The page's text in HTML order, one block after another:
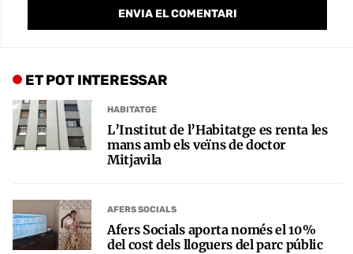
ET POT INTERESSAR
HABITATGE
L’Institut de l’Habitatge es renta les
mans amb els veïns de doctor
Mitjavila
AFERS SOCIALS
Afers Socials aporta només el 10%
del cost dels lloguers del parc públic